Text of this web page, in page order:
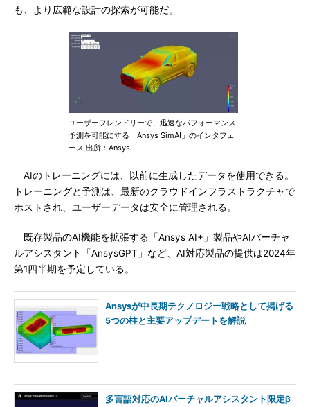
も、より広範な設計の探索が可能だ。
ユーザーフレンドリーで、迅速なパフォーマンス
予測を可能にする「Ansys SimAI」のインタフェ
ース 出所：Ansys
AIのトレーニングには、以前に生成したデータを使用できる。
トレーニングと予測は、最新のクラウドインフラストラクチャで
ホストされ、ユーザーデータは安全に管理される。
既存製品のAI機能を拡張する「Ansys AI+」製品やAIバーチャ
ルアシスタント「AnsysGPT」など、AI対応製品の提供は2024年
第1四半期を予定している。
Ansysが中長期テクノロジー戦略として掲げる
5つの柱と主要アップデートを解説
多言語対応のAIバーチャルアシスタント限定β